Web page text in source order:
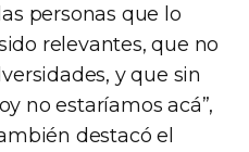
personas que lo
relevantes, que no
y que sin
no estaríamos acá”,
destacó el